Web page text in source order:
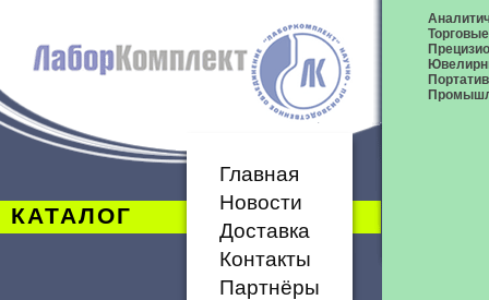
КАТАЛОГ
Главная
Новости
Доставка
Контакты
Партнёры